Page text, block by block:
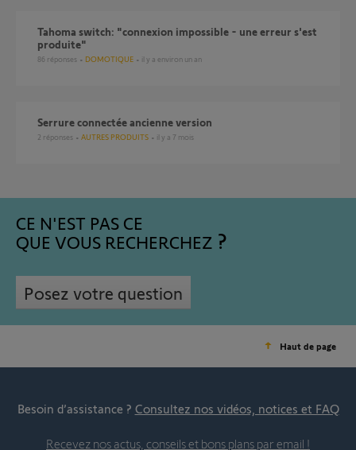
Tahoma switch: "connexion impossible - une erreur s'est
produite"
86 réponses DOMOTIQUE il y a environ un an
Serrure connectée ancienne version
2 réponses AUTRES PRODUITS il y a 7 mois
CE N'EST PAS CE
QUE VOUS RECHERCHEZ
Posez votre question
Haut de page
Besoin d’assistance ? Consultez nos vidéos, notices et FAQ
Recevez nos actus, conseils et bons plans par email !